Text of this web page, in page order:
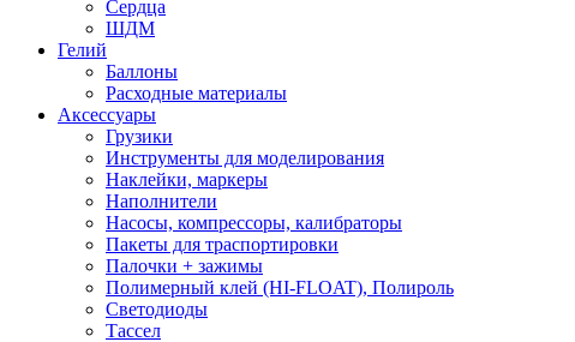
Сердца
ШДМ
Гелий
Баллоны
Расходные материалы
Аксессуары
Грузики
Инструменты для моделирования
Наклейки, маркеры
Наполнители
Насосы, компрессоры, калибраторы
Пакеты для траспортировки
Палочки + зажимы
Полимерный клей (HI-FLOAT), Полироль
Светодиоды
Тассел